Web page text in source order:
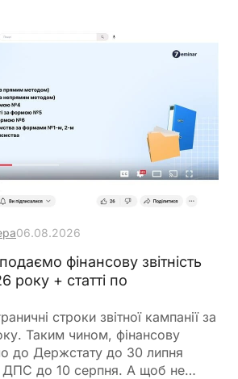
06.08.2026
фінансову звітність
року + статті по
строки звітної кампанії за
Таким чином, фінансову
до Держстату до 30 липня
до 10 серпня. А щоб не